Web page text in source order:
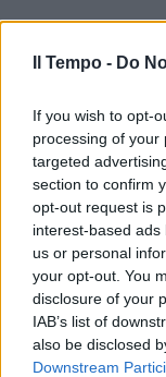
Il Tempo - Do
If you wish to opt-
processing of your
targeted
section to confirm
opt-out request is
interest-based
us or personal
your opt-out. You
disclosure of your
IAB’s list of
also be disclosed
Downstream
In evidenza